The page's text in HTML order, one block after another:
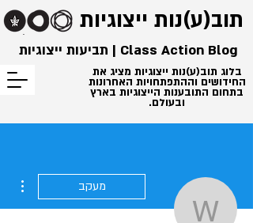
תוב(ע)נות ייצוגיות
בלוג תוב(ע)נות ייצוגיות מציג את
החידושים וההתפתחויות האחרונות
בתחום התובענות הייצוגיות בארץ
ובעולם.
Class Action Blog | תביעות ייצוגיות
מעקב